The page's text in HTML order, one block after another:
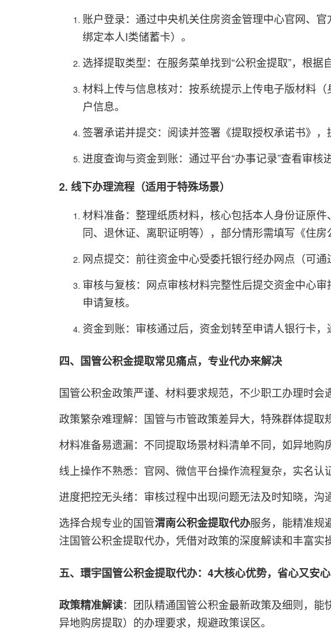
账户登录：通过中央机关住房资金管理中心官网、
绑定本人I类储蓄卡）。
选择提取类型：在服务菜单找到“公积金提取”，根据
材料上传与信息核对：按系统提示上传电子版材料
户信息。
签署承诺并提交：阅读并签署《提取授权承诺书》，
进度查询与资金到账：通过平台“办事记录”查看审
2. 线下办理流程（适用于特殊场景）
材料准备：整理纸质材料，核心包括本人身份证原
同、退休证、离职证明等），部分情形需填写《住房
网点提交：前往资金中心受委托银行经办网点（可
审核与复核：网点审核材料完整性后提交资金中心
申请复核。
资金到账：审核通过后，资金划转至申请人银行卡，
四、国管公积金提取常见痛点，专业代办来解决
国管公积金政策严谨、材料要求规范，不少职工办理时会
政策繁杂难理解：国管与市管政策差异大，特殊群体提取
材料准备易遗漏：不同提取场景材料清单不同，如异地购
线上操作不熟悉：官网、微信平台操作流程复杂，实名认
进度把控无头绪：审核过程中出现问题无法及时知晓，沟
选择合规专业的国管渭南公积金提取代办服务，能精准规
注国管公积金提取代办，凭借对政策的深度解读和丰富实
五、環宇国管公积金提取代办：4大核心优势，省心又安心
政策精准解读：团队精通国管公积金最新政策及细则，能
异地购房提取）的办理要求，规避政策误区。